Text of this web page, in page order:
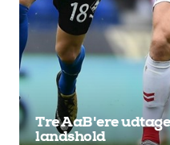
Tre AaB'ere
landshold